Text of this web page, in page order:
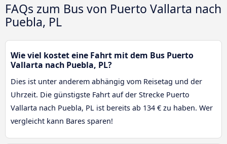
FAQs zum Bus von Puerto Vallarta nach
Puebla, PL
Wie viel kostet eine Fahrt mit dem Bus Puerto
Vallarta nach Puebla, PL?
Dies ist unter anderem abhängig vom Reisetag und der
Uhrzeit. Die günstigste Fahrt auf der Strecke Puerto
Vallarta nach Puebla, PL ist bereits ab 134 € zu haben. Wer
vergleicht kann Bares sparen!